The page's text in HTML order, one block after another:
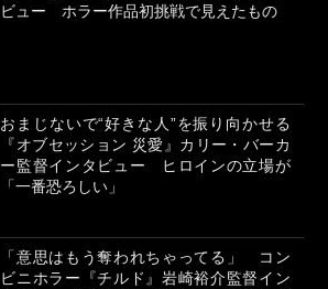
ビュー ホラー作品初挑戦で見えたもの
おまじないで“好きな人”を振り向かせる
『オブセッション 災愛』カリー・バーカ
ー監督インタビュー ヒロインの立場が
「一番恐ろしい」
「意思はもう奪われちゃってる」 コン
ビニホラー『チルド』岩崎裕介監督イン